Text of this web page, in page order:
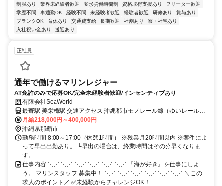
制服あり 業界未経験者歓迎 変形労働時間制 資格取得支援あり
フリーター歓迎
学歴不問
車通勤OK 経験不問 未経験者歓迎 経験者歓迎 研修あり
賞与あり
ブランクOK
育休あり 交通費支給 長期歓迎 社割あり
寮・社宅あり
入社祝い金あり
送迎あり
正社員
通年で働けるマリンレジャー
AT免許のみで応募OK/完全未経験者歓迎/インセンティブあり
有限会社SeaWorld
最寄駅 美栄橋駅 交通アクセス 沖縄都市モノレール線（ゆいレール）
「美栄橋駅」より徒歩11分 ★車通勤OK／バイク通勤OK！（駐車場
あり）
月給218,000円～400,000円
沖縄県那覇市
勤務時間 8:00～17:00（休憩1時間） ※残業月20時間以内 ※案件によ
って早出出勤あり。 └早出の場合は、終業時間はその分早くなりま
す。
仕事内容 ⋱⋰ ⋱⋰ ⋱⋰ ⋱⋰ ⋱⋰ ⋱⋰ 『海が好き』を仕事にしよ
う。 マリンスタッフ 募集中！ ⋱⋰ ⋱⋰ ⋱⋰ ⋱⋰ ⋱⋰ ⋱⋰ ＼この
求人のポイント／ ✅未経験からチャレンジOK！...